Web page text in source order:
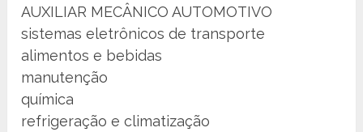
AUXILIAR MECÂNICO AUTOMOTIVO
sistemas eletrônicos de transporte
alimentos e bebidas
manutenção
química
refrigeração e climatização